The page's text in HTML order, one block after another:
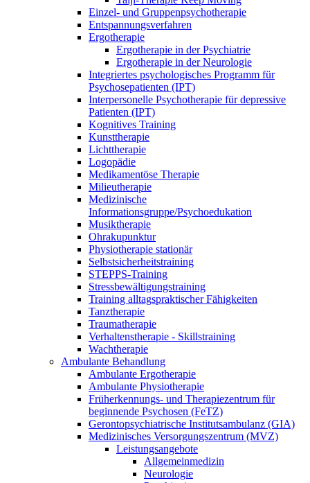
Einzel- und Gruppenpsychotherapie
Entspannungsverfahren
Ergotherapie
Ergotherapie in der Psychiatrie
Ergotherapie in der Neurologie
Integriertes psychologisches Programm für
Psychosepatienten (IPT)
Interpersonelle Psychotherapie für depressive
Patienten (IPT)
Kognitives Training
Kunsttherapie
Lichttherapie
Logopädie
Medikamentöse Therapie
Milieutherapie
Medizinische
Informationsgruppe/Psychoedukation
Musiktherapie
Ohrakupunktur
Physiotherapie stationär
Selbstsicherheitstraining
STEPPS-Training
Stressbewältigungstraining
Training alltagspraktischer Fähigkeiten
Tanztherapie
Traumatherapie
Verhaltenstherapie - Skillstraining
Wachtherapie
Ambulante Behandlung
Ambulante Ergotherapie
Ambulante Physiotherapie
Früherkennungs- und Therapiezentrum für
beginnende Psychosen (FeTZ)
Gerontopsychiatrische Institutsambulanz (GIA)
Medizinisches Versorgungszentrum (MVZ)
Leistungsangebote
Allgemeinmedizin
Neurologie